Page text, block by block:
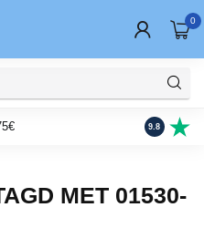
0
Fysieke
9.8
MET 01530-